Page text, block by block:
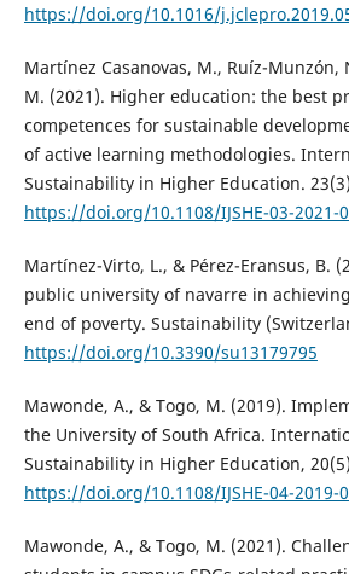
https://doi.org/10.1016/
Martínez Casanovas, M., Ruíz-Munzón,
M. (2021). Higher education: the best
competences for sustainable
of active learning methodologies.
Sustainability in Higher Education.
https://doi.org/10.1108/IJSHE-03-2021-
Martínez-Virto, L., & Pérez-Eransus, B.
public university of navarre in
end of poverty. Sustainability
https://doi.org/10.3390/su13179795
Mawonde, A., & Togo, M. (2019).
the University of South Africa.
Sustainability in Higher Education,
https://doi.org/10.1108/IJSHE-04-2019-
Mawonde, A., & Togo, M. (2021).